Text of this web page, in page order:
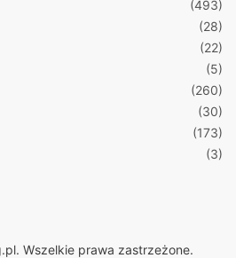
(493)
(28)
(22)
(5)
(260)
(30)
(173)
(3)
Wszelkie prawa zastrzeżone.